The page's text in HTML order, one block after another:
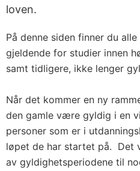
loven.
På denne siden finner du
gjeldende for studier innen
samt tidligere, ikke lenger
Når det kommer en ny
den gamle være gyldig i en
personer som er i
løpet de har startet på. Det
av gyldighetsperiodene til